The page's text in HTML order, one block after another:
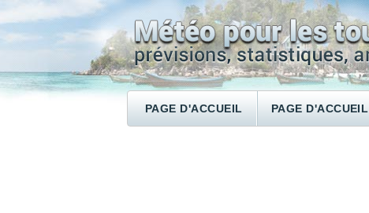
PAGE D'ACCUEIL PAGE D'ACCUEIL